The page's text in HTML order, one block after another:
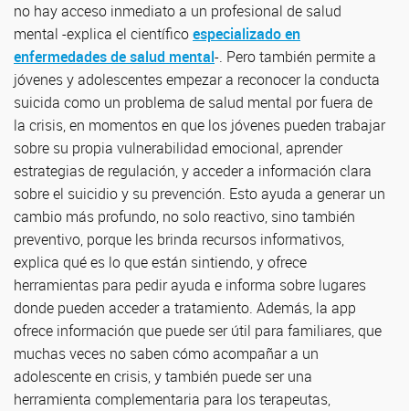
no hay acceso inmediato a un profesional de salud
mental -explica el científicoespecializado en
enfermedades de salud mental-. Pero también permite a
jóvenes y adolescentes empezar a reconocer la conducta
suicida como un problema de salud mental por fuera de
la crisis, en momentos en que los jóvenes pueden trabajar
sobre su propia vulnerabilidad emocional, aprender
estrategias de regulación, y acceder a información clara
sobre el suicidio y su prevención. Esto ayuda a generar un
cambio más profundo, no solo reactivo, sino también
preventivo, porque les brinda recursos informativos,
explica qué es lo que están sintiendo, y ofrece
herramientas para pedir ayuda e informa sobre lugares
donde pueden acceder a tratamiento. Además, la app
ofrece información que puede ser útil para familiares, que
muchas veces no saben cómo acompañar a un
adolescente en crisis, y también puede ser una
herramienta complementaria para los terapeutas,